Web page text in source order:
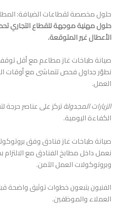
حلول مخصصة لقطاعات الضيافة:
حلول مهنية موجهة للقطاع التجاري
الأعطال غير المتوقعة.
صيانة طباخات غاز مطاعم مع أقل
نطوّر جداول فحص تتماشى مع أوقات
العمل.
الزيارات المجدولةتركز على عناصر
الكفاءة اليومية.
صيانة طباخات غاز فنادق وفق
نعمل داخل مطابخ الفنادق مع
وبروتوكولات العمل الآمن.
الفنيون يتبعون خطوات توثيق واضحة
العملاء والموظفين.